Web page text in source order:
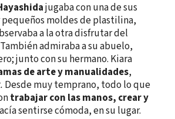
jugaba con una de sus
pequeños moldes de plastilina,
a la otra disfrutar del
admiraba a su abuelo,
junto con su hermano. Kiara
de arte y manualidades,
Desde muy temprano, todo lo que
trabajar con las manos, crear y
sentirse cómoda, en su lugar.